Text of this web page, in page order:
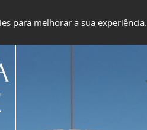
para melhorar a sua experiência.